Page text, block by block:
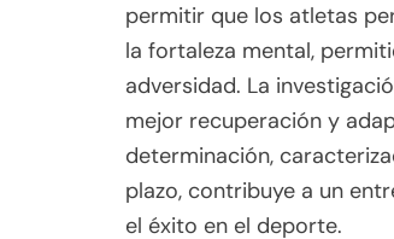
permitir que los atletas
la fortaleza mental,
adversidad. La
mejor recuperación y
determinación,
plazo, contribuye a un
el éxito en el deporte.